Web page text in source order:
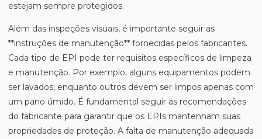
estejam sempre protegidos.
Além das inspeções visuais, é importante seguir as
**instruções de manutenção** fornecidas pelos fabricantes.
Cada tipo de EPI pode ter requisitos específicos de limpeza
e manutenção. Por exemplo, alguns equipamentos podem
ser lavados, enquanto outros devem ser limpos apenas com
um pano úmido. É fundamental seguir as recomendações
do fabricante para garantir que os EPIs mantenham suas
propriedades de proteção. A falta de manutenção adequada